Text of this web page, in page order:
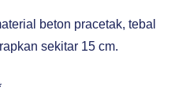
beton pracetak, tebal
sekitar 15 cm.